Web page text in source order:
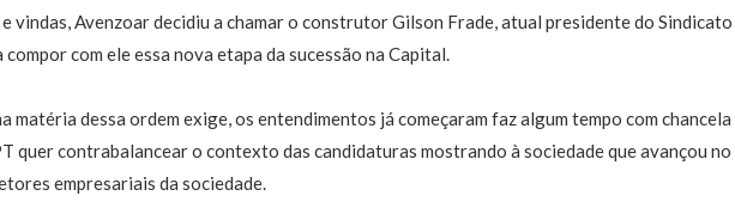
vindas, Avenzoar decidiu a chamar o construtor Gilson Frade, atual presidente do Sindicato
com ele essa nova etapa da sucessão na Capital.
matéria dessa ordem exige, os entendimentos já começaram faz algum tempo com chancela
quer contrabalancear o contexto das candidaturas mostrando à sociedade que avançou no
empresariais da sociedade.